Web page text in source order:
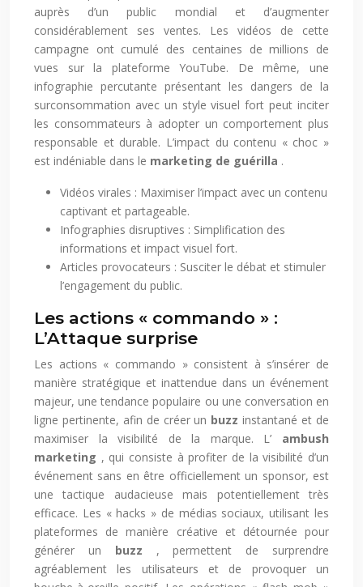
auprès d’un public mondial et d’augmenter
considérablement ses ventes. Les vidéos de cette
campagne ont cumulé des centaines de millions de
vues sur la plateforme YouTube. De même, une
infographie percutante présentant les dangers de la
surconsommation avec un style visuel fort peut inciter
les consommateurs à adopter un comportement plus
responsable et durable. L’impact du contenu « choc »
est indéniable dans le marketing de guérilla .
Vidéos virales : Maximiser l’impact avec un contenu
captivant et partageable.
Infographies disruptives : Simplification des
informations et impact visuel fort.
Articles provocateurs : Susciter le débat et stimuler
l’engagement du public.
Les actions « commando » :
L’Attaque surprise
Les actions « commando » consistent à s’insérer de
manière stratégique et inattendue dans un événement
majeur, une tendance populaire ou une conversation en
ligne pertinente, afin de créer un buzzinstantané et de
maximiser la visibilité de la marque. L’ ambush
marketing , qui consiste à profiter de la visibilité d’un
événement sans en être officiellement un sponsor, est
une tactique audacieuse mais potentiellement très
efficace. Les « hacks » de médias sociaux, utilisant les
plateformes de manière créative et détournée pour
générer un buzz , permettent de surprendre
agréablement les utilisateurs et de provoquer un